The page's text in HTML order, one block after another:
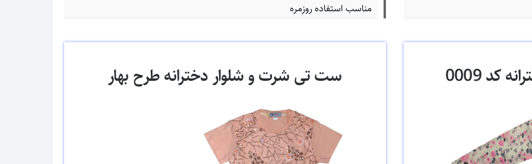
مناسب استفاده روزمره
ست تی شرت و شلوار دخترانه طرح بهار کد 0009